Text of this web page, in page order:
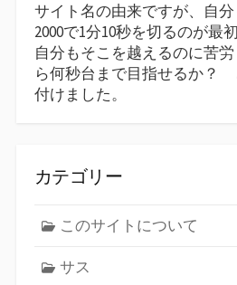
サイト名の由来ですが、自
2000で1分10秒を切るのが最
自分もそこを越えるのに苦
ら何秒台まで目指せるか？
付けました。
カテゴリー
このサイトについて
サス